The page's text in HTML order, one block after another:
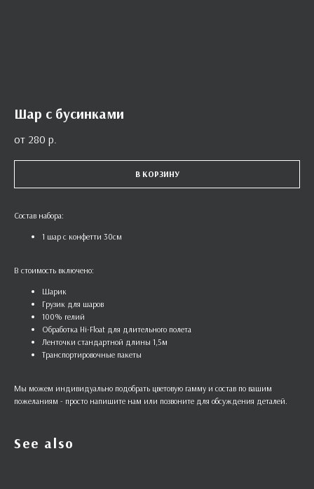
Шар с бусинками
280 р.
В КОРЗИНУ
Состав набора:
1 шар с конфетти 30см
В стоимость включено:
Шарик
Грузик для шаров
100% гелий
Обработка Hi-Float для длительного полета
Ленточки стандартной длины 1,5м
Транспортировочные пакеты
Мы можем индивидуально подобрать цветовую гамму и состав по вашим
пожеланиям - просто напишите нам или позвоните для обсуждения деталей.
See also